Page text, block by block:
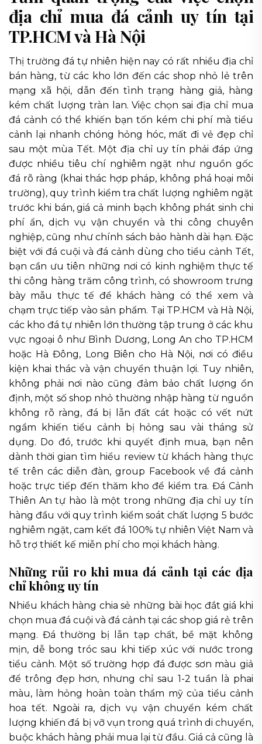
địa chỉ mua đá cảnh uy tín tại
TP.HCM và Hà Nội
Thị trường đá tự nhiên hiện nay có rất nhiều địa chỉ
bán hàng, từ các kho lớn đến các shop nhỏ lẻ trên
mạng xã hội, dẫn đến tình trạng hàng giả, hàng
kém chất lượng tràn lan. Việc chọn sai địa chỉ mua
đá cảnh có thể khiến bạn tốn kém chi phí mà tiểu
cảnh lại nhanh chóng hỏng hóc, mất đi vẻ đẹp chỉ
sau một mùa Tết. Một địa chỉ uy tín phải đáp ứng
được nhiều tiêu chí nghiêm ngặt như nguồn gốc
đá rõ ràng (khai thác hợp pháp, không phá hoại môi
trường), quy trình kiểm tra chất lượng nghiêm ngặt
trước khi bán, giá cả minh bạch không phát sinh chi
phí ẩn, dịch vụ vận chuyển và thi công chuyên
nghiệp, cũng như chính sách bảo hành dài hạn. Đặc
biệt với đá cuội và đá cảnh dùng cho tiểu cảnh Tết,
bạn cần ưu tiên những nơi có kinh nghiệm thực tế
thi công hàng trăm công trình, có showroom trưng
bày mẫu thực tế để khách hàng có thể xem và
chạm trực tiếp vào sản phẩm. Tại TP.HCM và Hà Nội,
các kho đá tự nhiên lớn thường tập trung ở các khu
vực ngoại ô như Bình Dương, Long An cho TP.HCM
hoặc Hà Đông, Long Biên cho Hà Nội, nơi có điều
kiện khai thác và vận chuyển thuận lợi. Tuy nhiên,
không phải nơi nào cũng đảm bảo chất lượng ổn
định, một số shop nhỏ thường nhập hàng từ nguồn
không rõ ràng, đá bị lẫn đất cát hoặc có vết nứt
ngầm khiến tiểu cảnh bị hỏng sau vài tháng sử
dụng. Do đó, trước khi quyết định mua, bạn nên
dành thời gian tìm hiểu review từ khách hàng thực
tế trên các diễn đàn, group Facebook về đá cảnh
hoặc trực tiếp đến thăm kho để kiểm tra. Đá Cảnh
Thiên An tự hào là một trong những địa chỉ uy tín
hàng đầu với quy trình kiểm soát chất lượng 5 bước
nghiêm ngặt, cam kết đá 100% tự nhiên Việt Nam và
hỗ trợ thiết kế miễn phí cho mọi khách hàng.
Những rủi ro khi mua đá cảnh tại các địa
chỉ không uy tín
Nhiều khách hàng chia sẻ những bài học đắt giá khi
chọn mua đá cuội và đá cảnh tại các shop giá rẻ trên
mạng. Đá thường bị lẫn tạp chất, bề mặt không
mịn, dễ bong tróc sau khi tiếp xúc với nước trong
tiểu cảnh. Một số trường hợp đá được sơn màu giả
để trông đẹp hơn, nhưng chỉ sau 1-2 tuần là phai
màu, làm hỏng hoàn toàn thẩm mỹ của tiểu cảnh
hoa tết. Ngoài ra, dịch vụ vận chuyển kém chất
lượng khiến đá bị vỡ vụn trong quá trình di chuyển,
buộc khách hàng phải mua lại từ đầu. Giá cả cũng là